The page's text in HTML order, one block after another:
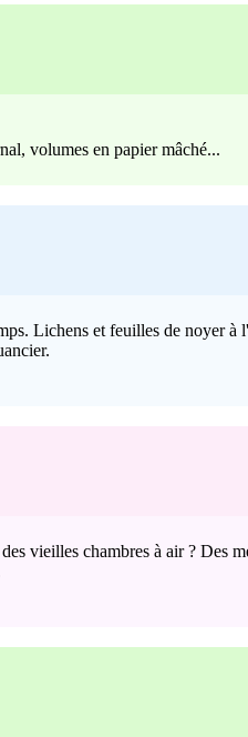
volumes en papier mâché...
Lichens et feuilles de noyer à
vieilles chambres à air ? Des